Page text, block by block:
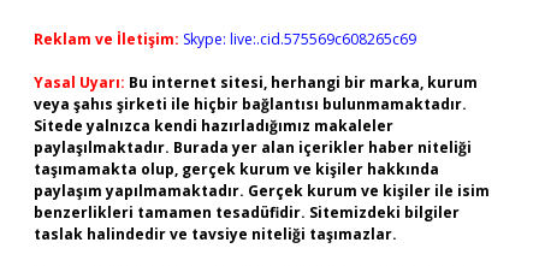
Reklam ve İletişim: Skype: live:.cid.575569c608265c69
Yasal Uyarı: Bu internet sitesi, herhangi bir marka, kurum
veya şahıs şirketi ile hiçbir bağlantısı bulunmamaktadır.
Sitede yalnızca kendi hazırladığımız makaleler
paylaşılmaktadır. Burada yer alan içerikler haber niteliği
taşımamakta olup, gerçek kurum ve kişiler hakkında
paylaşım yapılmamaktadır. Gerçek kurum ve kişiler ile isim
benzerlikleri tamamen tesadüfidir. Sitemizdeki bilgiler
taslak halindedir ve tavsiye niteliği taşımazlar.